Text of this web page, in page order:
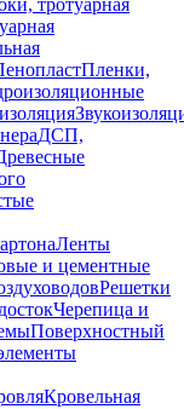
тротуарная
Пленки,
ДСП,
Ленты
и цементные
Решетки
Черепица и
Поверхностный
Кровельная